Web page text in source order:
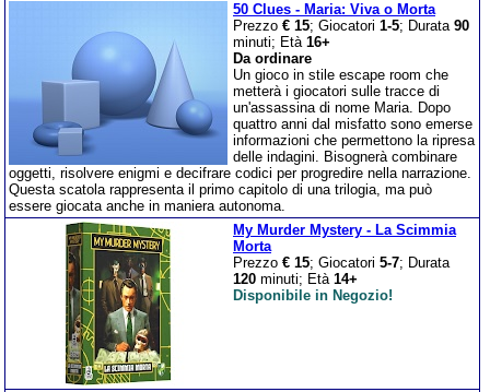
50 Clues - Maria: Viva o Morta
Prezzo € 15; Giocatori 1-5; Durata 90
minuti; Età 16+
Da ordinare
Un gioco in stile escape room che
metterà i giocatori sulle tracce di
un'assassina di nome Maria. Dopo
quattro anni dal misfatto sono emerse
informazioni che permettono la ripresa
delle indagini. Bisognerà combinare
oggetti, risolvere enigmi e decifrare codici per progredire nella narrazione.
Questa scatola rappresenta il primo capitolo di una trilogia, ma può
essere giocata anche in maniera autonoma.
My Murder Mystery - La Scimmia
Morta
Prezzo € 15; Giocatori 5-7; Durata
120 minuti; Età 14+
Disponibile in Negozio!